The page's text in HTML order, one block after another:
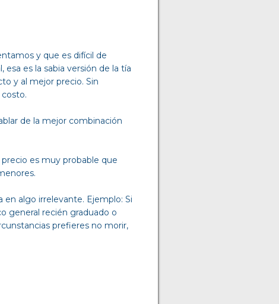
y que es difícil de
es la sabia versión de la tía
y al mejor precio. Sin
de la mejor combinación
es muy probable que
algo irrelevante. Ejemplo: Si
general recién graduado o
prefieres no morir,